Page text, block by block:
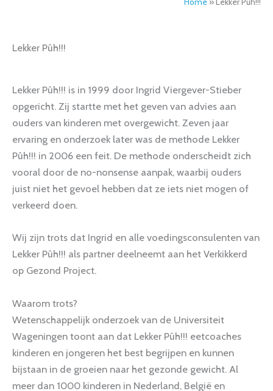
Lekker Pûh!!!
Lekker Pûh!!! is in 1999 door Ingrid Viergever-Stieber
opgericht. Zij startte met het geven van advies aan
ouders van kinderen met overgewicht. Zeven jaar
ervaring en onderzoek later was de methode Lekker
Pûh!!! in 2006 een feit. De methode onderscheidt zich
vooral door de no-nonsense aanpak, waarbij ouders
juist niet het gevoel hebben dat ze iets niet mogen of
verkeerd doen.
Wij zijn trots dat Ingrid en alle voedingsconsulenten van
Lekker Pûh!!! als partner deelneemt aan het Verkikkerd
op Gezond Project.
Waarom trots?
Wetenschappelijk onderzoek van de Universiteit
Wageningen toont aan dat Lekker Pûh!!! eetcoaches
kinderen en jongeren het best begrijpen en kunnen
bijstaan in de groeien naar het gezonde gewicht. Al
meer dan 1000 kinderen in Nederland, België en